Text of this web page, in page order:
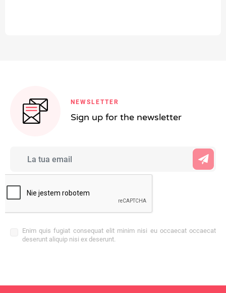
NEWSLETTER
Sign up for the newsletter
Enim quis fugiat consequat elit minim nisi eu occaecat occaecat
deserunt aliquip nisi ex deserunt.